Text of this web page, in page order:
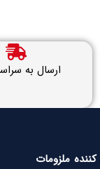
ارسال به
ملزومات